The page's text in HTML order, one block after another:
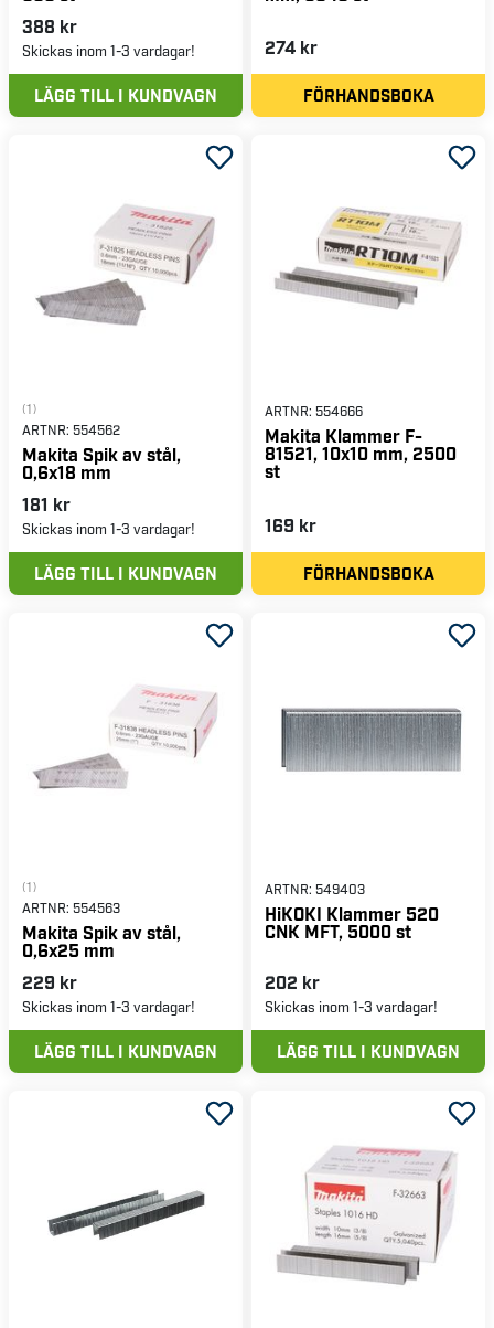
388 kr
Skickas inom 1-3 vardagar!
LÄGG TILL I KUNDVAGN
274 kr
FÖRHANDSBOKA
(1)
ARTNR: 554562
Makita Spik av stål,
0,6x18 mm
181 kr
Skickas inom 1-3 vardagar!
LÄGG TILL I KUNDVAGN
ARTNR: 554666
Makita Klammer F-
81521, 10x10 mm, 2500
st
169 kr
FÖRHANDSBOKA
(1)
ARTNR: 554563
Makita Spik av stål,
0,6x25 mm
229 kr
Skickas inom 1-3 vardagar!
LÄGG TILL I KUNDVAGN
ARTNR: 549403
HiKOKI Klammer 520
CNK MFT, 5000 st
202 kr
Skickas inom 1-3 vardagar!
LÄGG TILL I KUNDVAGN